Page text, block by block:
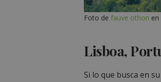
Foto de fauve othon en
Lisboa,
Si lo que busca en